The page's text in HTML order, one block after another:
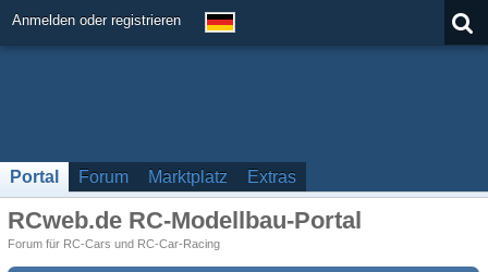
Anmelden oder registrieren
Portal Forum Marktplatz Extras
RCweb.de RC-Modellbau-Portal
Forum für RC-Cars und RC-Car-Racing